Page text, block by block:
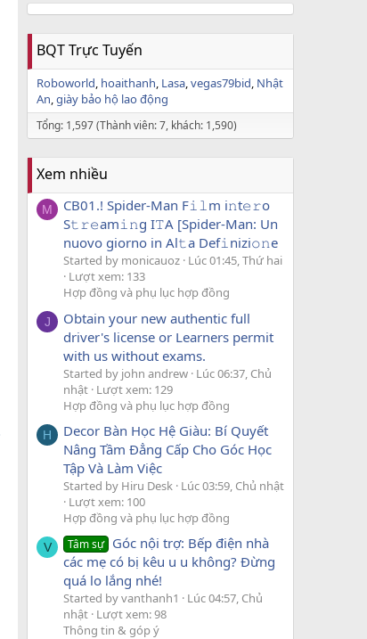
BQT Trực Tuyến
Roboworld hoaithanh Lasa vegas79bid Nhật
An giày bảo hộ lao động
Tổng: 1,597 (Thành viên: 7, khách: 1,590)
Xem nhiều
M
CB01.! Spider-Man F𝚒𝚕m i𝚗t𝚎𝚛o
S𝚝𝚛𝚎am𝚒𝚗g I𝚃A [Spider-Man: Un
nuovo giorno in Al𝚝a Def𝚒nizi𝚘𝚗e
Started by monicauoz Lúc 01:45, Thứ hai
Lượt xem: 133
Hợp đồng và phụ lục hợp đồng
J
Obtain your new authentic full
driver's license or Learners permit
with us without exams.
Started by john andrew Lúc 06:37, Chủ
nhật Lượt xem: 129
Hợp đồng và phụ lục hợp đồng
H
Decor Bàn Học Hệ Giàu: Bí Quyết
Nâng Tầm Đẳng Cấp Cho Góc Học
Tập Và Làm Việc
Started by Hiru Desk Lúc 03:59, Chủ nhật
Lượt xem: 100
Hợp đồng và phụ lục hợp đồng
V Tâm sự Góc nội trợ: Bếp điện nhà
các mẹ có bị kêu u u không? Đừng
quá lo lắng nhé!
Started by vanthanh1
Lúc 04:57, Chủ
nhật Lượt xem: 98
Thông tin & góp ý